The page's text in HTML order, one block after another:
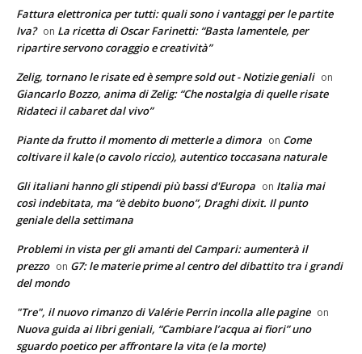
Fattura elettronica per tutti: quali sono i vantaggi per le partite
Iva? on La ricetta di Oscar Farinetti: “Basta lamentele, per
ripartire servono coraggio e creatività”
Zelig, tornano le risate ed è sempre sold out - Notizie geniali on
Giancarlo Bozzo, anima di Zelig: “Che nostalgia di quelle risate
Ridateci il cabaret dal vivo”
Piante da frutto il momento di metterle a dimora on Come
coltivare il kale (o cavolo riccio), autentico toccasana naturale
Gli italiani hanno gli stipendi più bassi d'Europa on Italia mai
così indebitata, ma “è debito buono”, Draghi dixit. Il punto
geniale della settimana
Problemi in vista per gli amanti del Campari: aumenterà il
prezzo on G7: le materie prime al centro del dibattito tra i grandi
del mondo
"Tre", il nuovo rimanzo di Valérie Perrin incolla alle pagine on
Nuova guida ai libri geniali, “Cambiare l’acqua ai fiori” uno
sguardo poetico per affrontare la vita (e la morte)